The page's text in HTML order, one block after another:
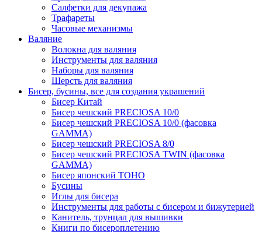
Салфетки для декупажа
Трафареты
Часовые механизмы
Валяние
Волокна для валяния
Инструменты для валяния
Наборы для валяния
Шерсть для валяния
Бисер, бусины, все для создания украшений
Бисер Китай
Бисер чешский PRECIOSA 10/0
Бисер чешский PRECIOSA 10/0 (фасовка
GAMMA)
Бисер чешский PRECIOSA 8/0
Бисер чешский PRECIOSA TWIN (фасовка
GAMMA)
Бисер японский TOHO
Бусины
Иглы для бисера
Инструменты для работы с бисером и бижутерией
Канитель, трунцал для вышивки
Книги по бисероплетению